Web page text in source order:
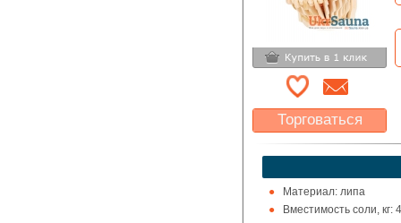
Торговаться
Какая цена Вас
устроит?
Указать цену
Материал: липа
Вместимость соли, кг: